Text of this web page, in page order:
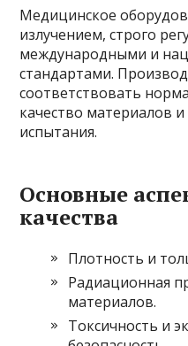
Медицинское
излучением, строго
международными и
стандартами.
соответствовать
качество материалов
испытания.
Основные
качества
Плотность и
Радиационная
материалов.
Токсичность и